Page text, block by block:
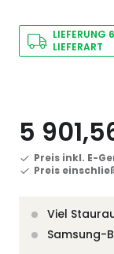
LIEFERUNG
LIEFERART
5
Preis inkl. E-
Preis
Viel
Samsung-